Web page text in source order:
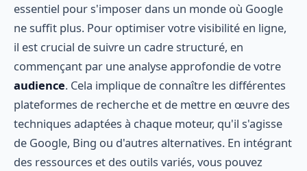
essentiel pour s'imposer dans un monde où Google
ne suffit plus. Pour optimiser votre visibilité en ligne,
il est crucial de suivre un cadre structuré, en
commençant par une analyse approfondie de votre
audience. Cela implique de connaître les différentes
plateformes de recherche et de mettre en œuvre des
techniques adaptées à chaque moteur, qu'il s'agisse
de Google, Bing ou d'autres alternatives. En intégrant
des ressources et des outils variés, vous pouvez